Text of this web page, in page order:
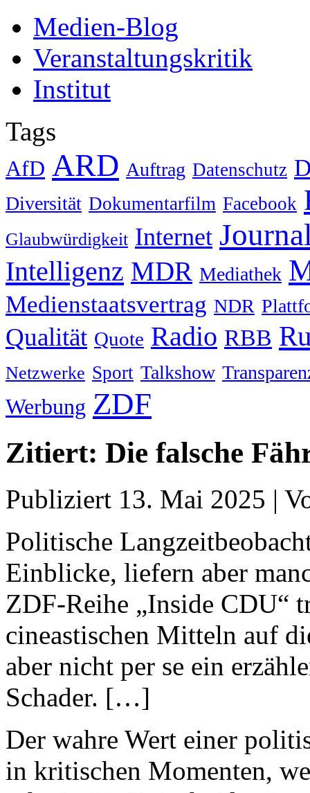
Medien-Blog
Veranstaltungskritik
Institut
Tags
AfD ARD Auftrag Datenschutz
Diversität Dokumentarfilm Facebook
Glaubwürdigkeit Internet
Intelligenz MDR Mediathek
Medienstaatsvertrag NDR
Qualität Quote Radio RBB
Netzwerke Sport Talkshow
Werbung ZDF
Zitiert: Die falsche
Publiziert 13. Mai 2025 |
Politische
Einblicke, liefern aber
ZDF-Reihe „Inside CDU“
cineastischen Mitteln auf
aber nicht per se ein
Schader. […]
Der wahre Wert einer
in kritischen Momenten,